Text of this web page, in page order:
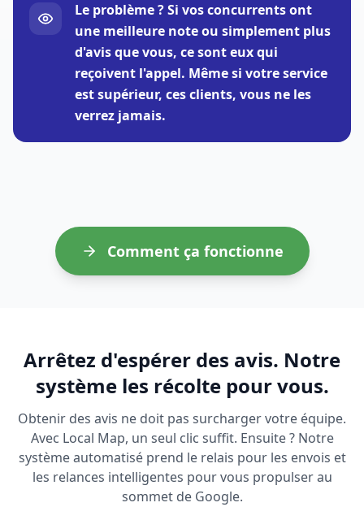
Le problème ? Si vos concurrents ont
une meilleure note ou simplement plus
d'avis que vous, ce sont eux qui
reçoivent l'appel. Même si votre service
est supérieur, ces clients, vous ne les
verrez jamais.
Comment ça fonctionne
Arrêtez d'espérer des avis. Notre
système les récolte pour vous.
Obtenir des avis ne doit pas surcharger votre équipe.
Avec Local Map, un seul clic suffit. Ensuite ? Notre
système automatisé prend le relais pour les envois et
les relances intelligentes pour vous propulser au
sommet de Google.